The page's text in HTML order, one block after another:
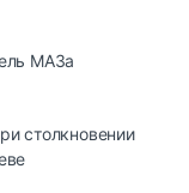
МАЗа
столкновении